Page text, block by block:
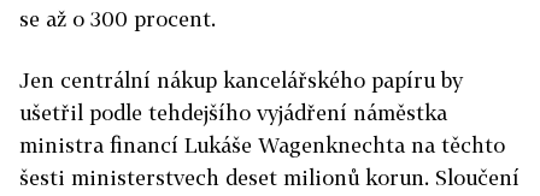
se až o 300 procent.
Jen centrální nákup kancelářského papíru by
ušetřil podle tehdejšího vyjádření náměstka
ministra financí Lukáše Wagenknechta na těchto
šesti ministerstvech deset milionů korun. Sloučení